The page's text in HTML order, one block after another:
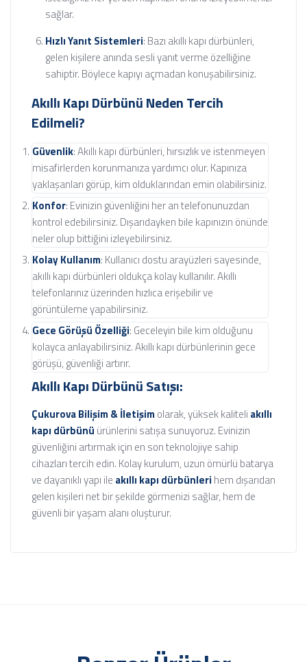
sağlar.
Hızlı Yanıt Sistemleri: Bazı akıllı kapı dürbünleri,
gelen kişilere anında sesli yanıt verme özelliğine
sahiptir. Böylece kapıyı açmadan konuşabilirsiniz.
Akıllı Kapı Dürbünü Neden Tercih
Edilmeli?
Güvenlik: Akıllı kapı dürbünleri, hırsızlık ve istenmeyen
misafirlerden korunmanıza yardımcı olur. Kapınıza
yaklaşanları görüp, kim olduklarından emin olabilirsiniz.
Konfor: Evinizin güvenliğini her an telefonunuzdan
kontrol edebilirsiniz. Dışarıdayken bile kapınızın önünde
neler olup bittiğini izleyebilirsiniz.
Kolay Kullanım: Kullanıcı dostu arayüzleri sayesinde,
akıllı kapı dürbünleri oldukça kolay kullanılır. Akıllı
telefonlarınız üzerinden hızlıca erişebilir ve
görüntüleme yapabilirsiniz.
Gece Görüşü Özelliği: Geceleyin bile kim olduğunu
kolayca anlayabilirsiniz. Akıllı kapı dürbünlerinin gece
görüşü, güvenliği artırır.
Akıllı Kapı Dürbünü Satışı:
Çukurova Bilişim & İletişim olarak, yüksek kaliteli akıllı
kapı dürbünü ürünlerini satışa sunuyoruz. Evinizin
güvenliğini artırmak için en son teknolojiye sahip
cihazları tercih edin. Kolay kurulum, uzun ömürlü batarya
ve dayanıklı yapı ile akıllı kapı dürbünleri hem dışarıdan
gelen kişileri net bir şekilde görmenizi sağlar, hem de
güvenli bir yaşam alanı oluşturur.